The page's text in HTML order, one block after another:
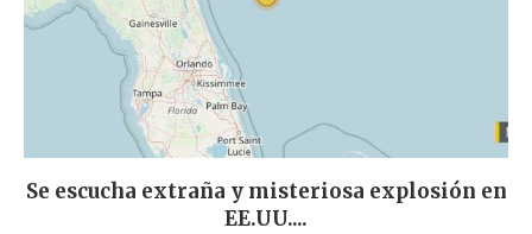
Se escucha extraña y misteriosa explosión en
EE.UU....